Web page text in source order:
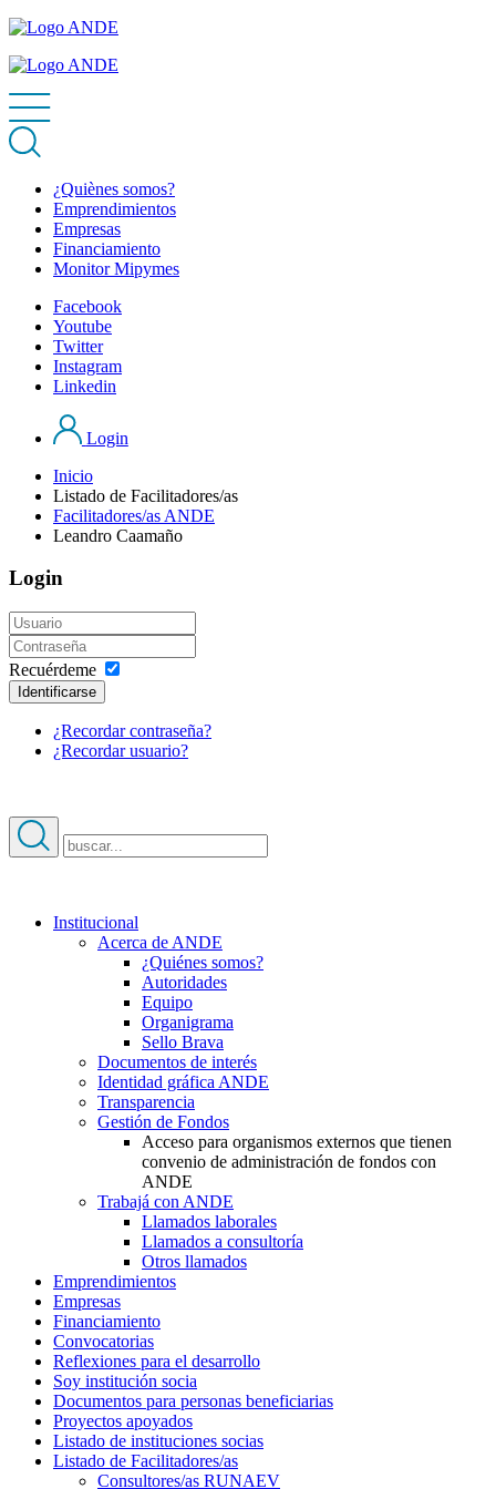
¿Quiènes somos?
Emprendimientos
Empresas
Financiamiento
Monitor Mipymes
Facebook
Youtube
Twitter
Instagram
Linkedin
Login
Inicio
Listado de Facilitadores/as
Facilitadores/as ANDE
Leandro Caamaño
Login
Recuérdeme
Identificarse
¿Recordar contraseña?
¿Recordar usuario?
Institucional
Acerca de ANDE
¿Quiénes somos?
Autoridades
Equipo
Organigrama
Sello Brava
Documentos de interés
Identidad gráfica ANDE
Transparencia
Gestión de Fondos
Acceso para organismos externos que tienen
convenio de administración de fondos con
ANDE
Trabajá con ANDE
Llamados laborales
Llamados a consultoría
Otros llamados
Emprendimientos
Empresas
Financiamiento
Convocatorias
Reflexiones para el desarrollo
Soy institución socia
Documentos para personas beneficiarias
Proyectos apoyados
Listado de instituciones socias
Listado de Facilitadores/as
Consultores/as RUNAEV